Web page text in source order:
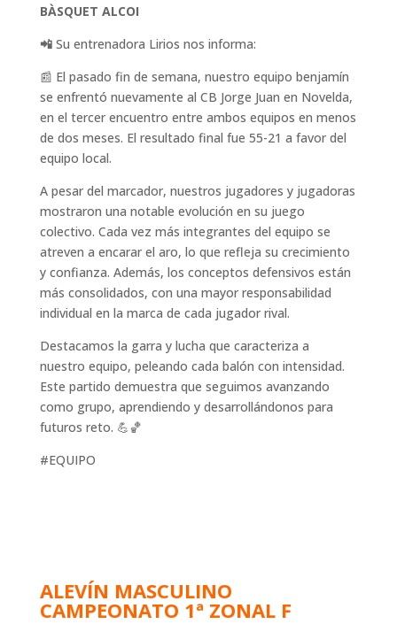
BÀSQUET ALCOI
📲Su entrenadora Lirios nos informa:
📰 El pasado fin de semana, nuestro equipo benjamín
se enfrentó nuevamente al CB Jorge Juan en Novelda,
en el tercer encuentro entre ambos equipos en menos
de dos meses. El resultado final fue 55-21 a favor del
equipo local.
A pesar del marcador, nuestros jugadores y jugadoras
mostraron una notable evolución en su juego
colectivo. Cada vez más integrantes del equipo se
atreven a encarar el aro, lo que refleja su crecimiento
y confianza. Además, los conceptos defensivos están
más consolidados, con una mayor responsabilidad
individual en la marca de cada jugador rival.
Destacamos la garra y lucha que caracteriza a
nuestro equipo, peleando cada balón con intensidad.
Este partido demuestra que seguimos avanzando
como grupo, aprendiendo y desarrollándonos para
futuros reto. 💪🏀
#EQUIPO
ALEVÍN MASCULINO
CAMPEONATO 1ª ZONAL F